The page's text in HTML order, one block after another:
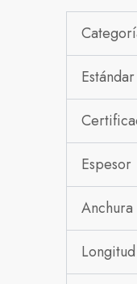
Espesor
Anchura
Longitud